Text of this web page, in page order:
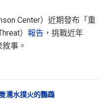
Center）近期發布「重
） 報告 ，挑戰近年
事。
濡水撲火的鸚鵡